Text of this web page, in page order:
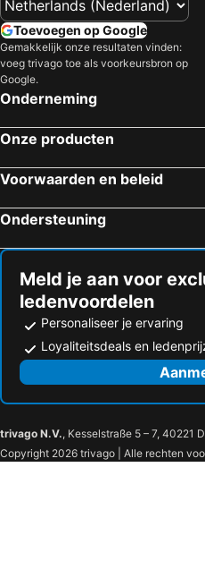
Pilanesberg National Park, Noordwest Hotels
Toevoegen op Google
Gemakkelijk onze resultaten vinden:
voeg trivago toe als voorkeursbron op
Google.
Onderneming
Onze producten
Voorwaarden en beleid
Ondersteuning
Meld je aan voor
ledenvoordelen
Personaliseer je ervaring
Loyaliteitsdeals en
trivago N.V., Kesselstraße 5 – 7, 40221
Copyright 2026 trivago | Alle rechten